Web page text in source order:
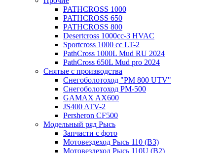
PATHCROSS 1000
PATHCROSS 650
PATHCROSS 800
Desertcross 1000cc-3 HVAC
Sportcross 1000 cc LT-2
PathCross 1000L Mud RU 2024
PathCross 650L Mud pro 2024
Снятые с производства
Снегоболотоход "РМ 800 UTV"
Снегоболотоход РМ-500
GAMAX AX600
JS400 ATV-2
Persheron CF500
Модельный ряд Рысь
Запчасти с фото
Мотовездеход Рысь 110 (B3)
Мотовездеход Рысь 110U (B2)